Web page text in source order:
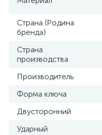
Страна (Родина
бренда)
Страна
производства
Производитель
Форма ключа
Двусторонний
Ударный